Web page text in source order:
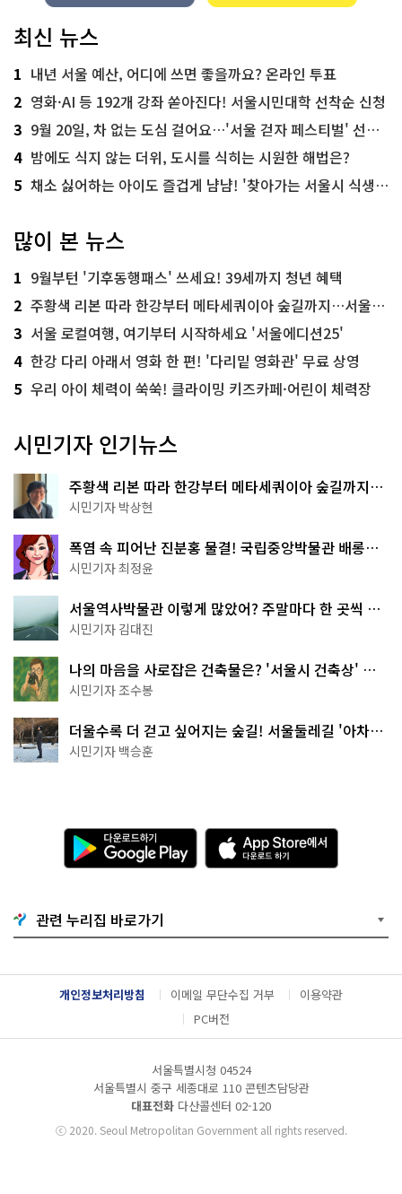
최신 뉴스
1 내년 서울 예산, 어디에 쓰면 좋을까요? 온라인 투표
2 영화·AI 등 192개 강좌 쏟아진다! 서울시민대학 선착순 신청
3 9월 20일, 차 없는 도심 걸어요…'서울 걷자 페스티벌' 선착순 5천명
4 밤에도 식지 않는 더위, 도시를 식히는 시원한 해법은?
5 채소 싫어하는 아이도 즐겁게 냠냠! '찾아가는 서울시 식생활 교육' 현장
많이 본 뉴스
1 9월부턴 '기후동행패스' 쓰세요! 39세까지 청년 혜택
2 주황색 리본 따라 한강부터 메타세쿼이아 숲길까지…서울둘레길 15코스
3 서울 로컬여행, 여기부터 시작하세요 '서울에디션25'
4 한강 다리 아래서 영화 한 편! '다리밑 영화관' 무료 상영
5 우리 아이 체력이 쑥쑥! 클라이밍 키즈카페·어린이 체력장
시민기자 인기뉴스
주황색 리본 따라 한강부터 메타세쿼이아 숲길까지…
서울둘레길 15코스
시민기자 박상현
폭염 속 피어난 진분홍 물결! 국립중앙박물관 배롱나
무 명소
시민기자 최정윤
서울역사박물관 이렇게 많았어? 주말마다 한 곳씩 떠
나는 역사 산책
시민기자 김대진
나의 마음을 사로잡은 건축물은? '서울시 건축상' 수
상작 공개!
시민기자 조수봉
더울수록 더 걷고 싶어지는 숲길! 서울둘레길 '아차산
코스'
시민기자 백승훈
다
운
로
기
G
o
g
l
e
l
A
p
p
e
서
다
운
드
관련 누리집 바로가기
개인정보처리방침 이메일 무단수집 거부
이용약관
PC버전
서울특별시청 04524
서울특별시 중구 세종대로 110 콘텐츠담당관
대표전화 다산콜센터 02-120
ⓒ2020. Seoul Metropolitan Government all rights reserved.